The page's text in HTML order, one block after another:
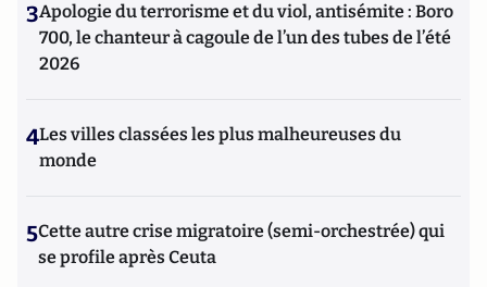
3Apologie du terrorisme et du viol, antisémite : Boro
700, le chanteur à cagoule de l’un des tubes de l’été
2026
4Les villes classées les plus malheureuses du
monde
5Cette autre crise migratoire (semi-orchestrée) qui
se profile après Ceuta